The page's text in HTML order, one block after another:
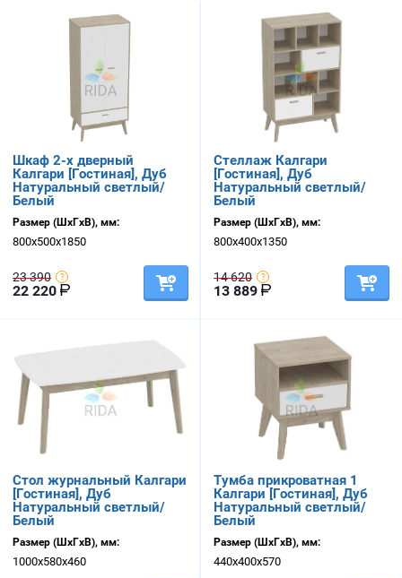
Шкаф 2-х дверный
Калгари [Гостиная], Дуб
Натуральный светлый/
Белый
Размер (ШхГхВ), мм:
800х500х1850
23 390
22 220
Стеллаж Калгари
[Гостиная], Дуб
Натуральный светлый/
Белый
Размер (ШхГхВ), мм:
800х400х1350
14 620
13 889
Стол журнальный Калгари
[Гостиная], Дуб
Натуральный светлый/
Белый
Размер (ШхГхВ), мм:
1000х580х460
Тумба прикроватная 1
Калгари [Гостиная], Дуб
Натуральный светлый/
Белый
Размер (ШхГхВ), мм:
440х400х570